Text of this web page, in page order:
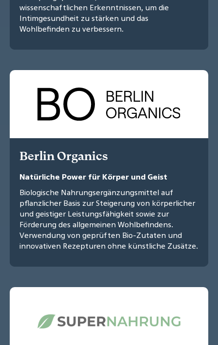
wissenschaftlichen Erkenntnissen, um die
Intimgesundheit zu stärken und das
Wohlbefinden zu verbessern.
Berlin Organics
Natürliche Power für Körper und Geist
Biologische Nahrungsergänzungsmittel auf
pflanzlicher Basis zur Steigerung von körperlicher
und geistiger Leistungsfähigkeit sowie zur
Förderung des allgemeinen Wohlbefindens.
Verwendung von geprüften Bio-Zutaten und
innovativen Rezepturen ohne künstliche Zusätze.